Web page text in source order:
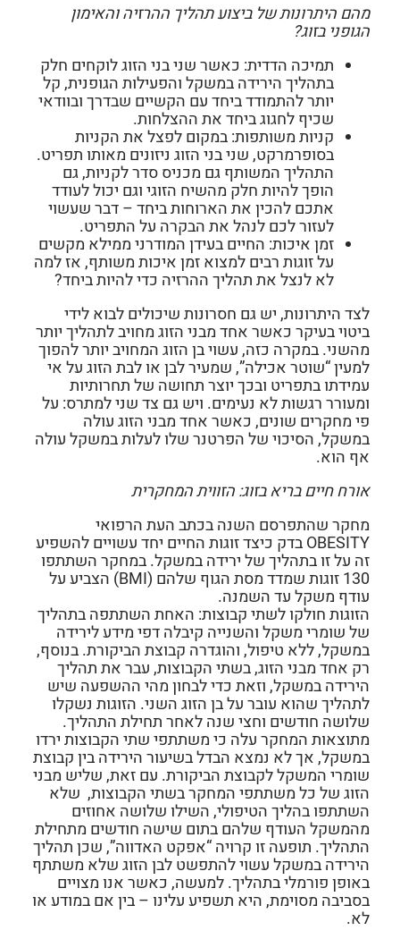
מהם היתרונות של ביצוע תהליך ההרזיה והאימון
הגופני בזוג?
תמיכה הדדית: כאשר שני בני הזוג לוקחים חלק
בתהליך הירידה במשקל והפעילות הגופנית, קל
יותר להתמודד ביחד עם הקשיים שבדרך ובוודאי
שכיף לחגוג ביחד את ההצלחות.
קניות משותפות:במקום לפצל את הקניות
בסופרמרקט, שני בני הזוג ניזונים מאותו תפריט.
התהליך המשותף גם מכניס סדר לקניות, גם
הופך להיות חלק מהשיח הזוגי וגם יכול לעודד
אתכם להכין את הארוחות ביחד – דבר שעשוי
לעזור לכם לנהל את הבקרה על התפריט.
זמן איכות: החיים בעידן המודרני ממילא מקשים
על זוגות רבים למצוא זמן איכות משותף, אז למה
לא לנצל את תהליך ההרזיה כדי להיות ביחד?
לצד היתרונות, יש גם חסרונות שיכולים לבוא לידי
ביטוי בעיקר כאשר אחד מבני הזוג מחויב לתהליך יותר
מהשני. במקרה כזה, עשוי בן הזוג המחויב יותר להפוך
למעין “שוטר אכילה”, שמעיר לבן או לבת הזוג על אי
עמידתו בתפריט ובכך יוצר תחושה של תחרותיות
ומעורר רגשות לא נעימים. ויש גם צד שני למתרס: על
פי מחקרים שונים, כאשר אחד מבני הזוג עולה
במשקל, הסיכוי של הפרטנר שלו לעלות במשקל עולה
אף הוא.
אורח חיים בריא בזוג: הזווית המחקרית
מחקר שהתפרסם השנה בכתב העת הרפואי
OBESITY בדק כיצד זוגות החיים יחד עשויים להשפיע
זה על זו בתהליך של ירידה במשקל. במחקר השתתפו
130 זוגות שמדד מסת הגוף שלהם (BMI) הצביע על
עודף משקל עד השמנה.
הזוגות חולקו לשתי קבוצות: האחת השתתפה בתהליך
של שומרי משקל והשנייה קיבלה דפי מידע לירידה
במשקל, ללא טיפול, והוגדרה קבוצת הביקורת. בנוסף,
רק אחד מבני הזוג, בשתי הקבוצות, עבר את תהליך
הירידה במשקל, וזאת כדי לבחון מהי ההשפעה שיש
לתהליך שהוא עובר על בן הזוג השני. הזוגות נשקלו
שלושה חודשים וחצי שנה לאחר תחילת התהליך.
מתוצאות המחקר עלה כי משתתפי שתי הקבוצות ירדו
במשקל, אך לא נמצא הבדל בשיעור הירידה בין קבוצת
שומרי המשקל לקבוצת הביקורת. עם זאת, שליש מבני
הזוג של כל משתתפי המחקר בשתי הקבוצות, שלא
השתתפו בהליך הטיפולי, השילו שלושה אחוזים
מהמשקל העודף שלהם בתום שישה חודשים מתחילת
התהליך. תופעה זו קרויה “אפקט האדווה”, שכן תהליך
הירידה במשקל עשוי להתפשט לבן הזוג שלא משתתף
באופן פורמלי בתהליך. למעשה, כאשר אנו מצויים
בסביבה מסוימת, היא תשפיע עלינו – בין אם במודע או
לא.